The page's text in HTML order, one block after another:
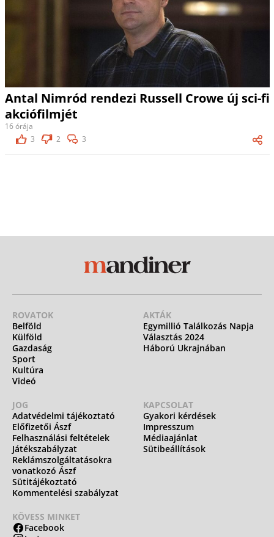
Antal Nimród rendezi Russell Crowe új sci-fi
akciófilmjét
16 órája
3
2 3
ROVATOK
Belföld
Külföld
Gazdaság
Sport
Kultúra
Videó
AKTÁK
Egymillió Találkozás Napja
Választás 2024
Háború Ukrajnában
JOG
Adatvédelmi tájékoztató
Előfizetői Ászf
Felhasználási feltételek
Játékszabályzat
Reklámszolgáltatásokra
vonatkozó Ászf
Sütitájékoztató
Kommentelési szabályzat
KAPCSOLAT
Gyakori kérdések
Impresszum
Médiaajánlat
Sütibeállítások
KÖVESS MINKET
Facebook